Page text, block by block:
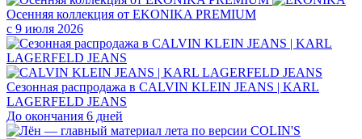
Осенняя коллекция от EKONIKA PREMIUM
с 9 июля 2026
Сезонная распродажа в CALVIN KLEIN JEANS | KARL
LAGERFELD JEANS
До окончания 6 дней